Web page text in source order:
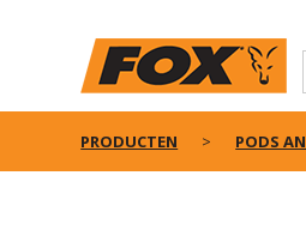
PRODUCTEN PODS